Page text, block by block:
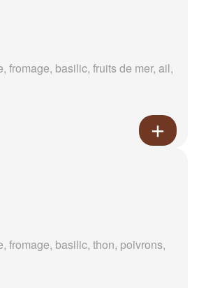
fromage, basilic, fruits de mer, ail,
fromage, basilic, thon, poivrons,